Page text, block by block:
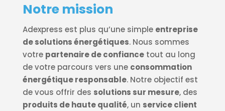
Notre mission
Adexpress est plus qu’une simple entreprise
de solutions énergétiques. Nous sommes
votre partenaire de confiancetout au long
de votre parcours vers une consommation
énergétique responsable. Notre objectif est
de vous offrir des solutions sur mesure, des
produits de haute qualité, un service client